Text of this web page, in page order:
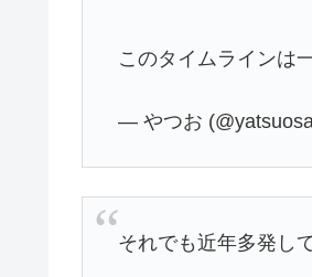
このタイムラインは
— やつお
それでも近年多発し